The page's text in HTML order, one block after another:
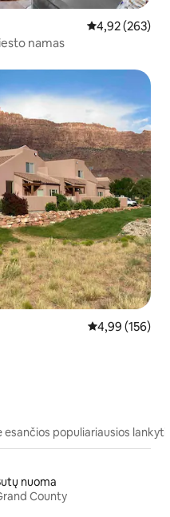
Vidutinis
4,92 (263)
namas
Vidutinis
4,99 (156)
esančios populiariausios
nuoma
County